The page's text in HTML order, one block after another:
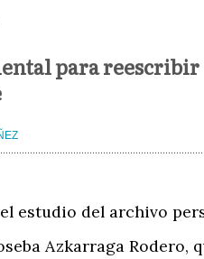
para reescribir
estudio del archivo
Azkarraga Rodero,